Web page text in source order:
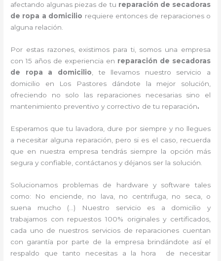
afectando algunas piezas de tu reparación de secadoras
de ropa a domicilio requiere entonces de reparaciones o
alguna relación.
Por estas razones, existimos para ti, somos una empresa
con 15 años de experiencia en reparación de secadoras
de ropa a domicilio , te llevamos nuestro servicio a
domicilio en Los Pastores dándote la mejor solución,
ofreciendo no solo las reparaciones necesarias sino el
mantenimiento preventivo y correctivo de tu reparación.
Esperamos que tu lavadora, dure por siempre y no llegues
a necesitar alguna reparación, pero si es el caso, recuerda
que en nuestra empresa tendrás siempre la opción más
segura y confiable, contáctanos y déjanos ser la solución.
Solucionamos problemas de hardware y software tales
como: No enciende, no lava, no centrifuga, no seca, o
suena mucho (…) Nuestro servicio es a domicilio y
trabajamos con repuestos 100% originales y certificados,
cada uno de nuestros servicios de reparaciones cuentan
con garantía por parte de la empresa brindándote así el
respaldo que tanto necesitas a la hora de necesitar